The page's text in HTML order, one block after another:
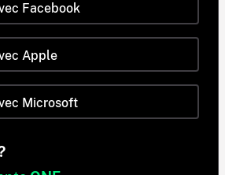
Facebook
Apple
Microsoft